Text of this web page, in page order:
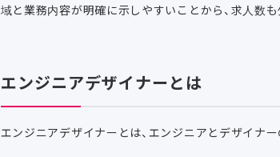
域と業務内容が明確に示しやすいことから、求人数も
エンジニアデザイナーとは
エンジニアデザイナーとは、エンジニアとデザイナ